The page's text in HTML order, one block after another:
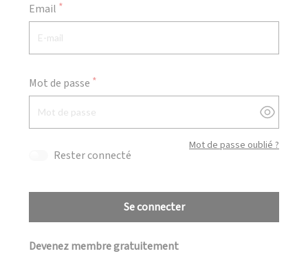
Email
Mot de passe
Afficher/
Mot de passe oublié ?
Rester connecté
Se connecter
Devenez membre gratuitement